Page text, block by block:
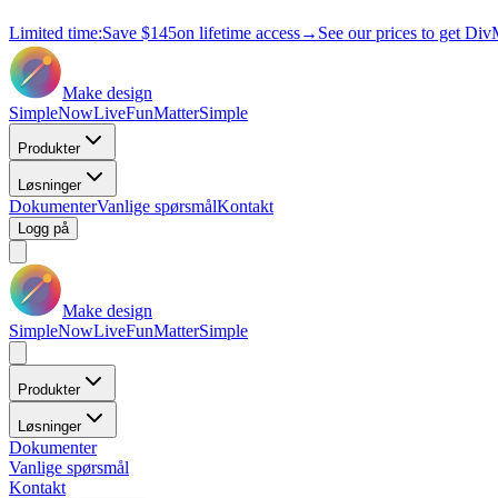
Limited time:Save $145on lifetime access→ See our prices to get
Make design
SimpleNowLiveFunMatterSimple
Produkter
Løsninger
DokumenterVanlige spørsmålKontakt
Logg på
Make design
SimpleNowLiveFunMatterSimple
Produkter
Løsninger
Dokumenter
Vanlige spørsmål
Kontakt